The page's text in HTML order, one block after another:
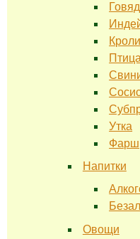
Птица
Утка
Фарш
Напитки
Овощи